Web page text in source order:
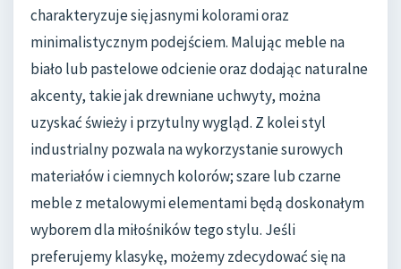
charakteryzuje się jasnymi kolorami oraz
minimalistycznym podejściem. Malując meble na
biało lub pastelowe odcienie oraz dodając naturalne
akcenty, takie jak drewniane uchwyty, można
uzyskać świeży i przytulny wygląd. Z kolei styl
industrialny pozwala na wykorzystanie surowych
materiałów i ciemnych kolorów; szare lub czarne
meble z metalowymi elementami będą doskonałym
wyborem dla miłośników tego stylu. Jeśli
preferujemy klasykę, możemy zdecydować się na